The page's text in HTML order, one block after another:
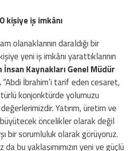
kişiye iş imkânı
olanaklarının daraldığı bir
yeni iş imkânı yarattıklarının
Kaynakları Genel Müdür
“Abdi İbrahim’i tarif eden cesaret,
konjonktürde yolumuzu
Yatırım, üretim ve
öncelikler olarak değil
bir sorumluluk olarak görüyoruz.
da bu yaklaşımımızın yeni ve güçlü